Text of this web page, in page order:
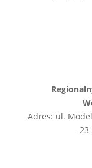
Adres: ul.